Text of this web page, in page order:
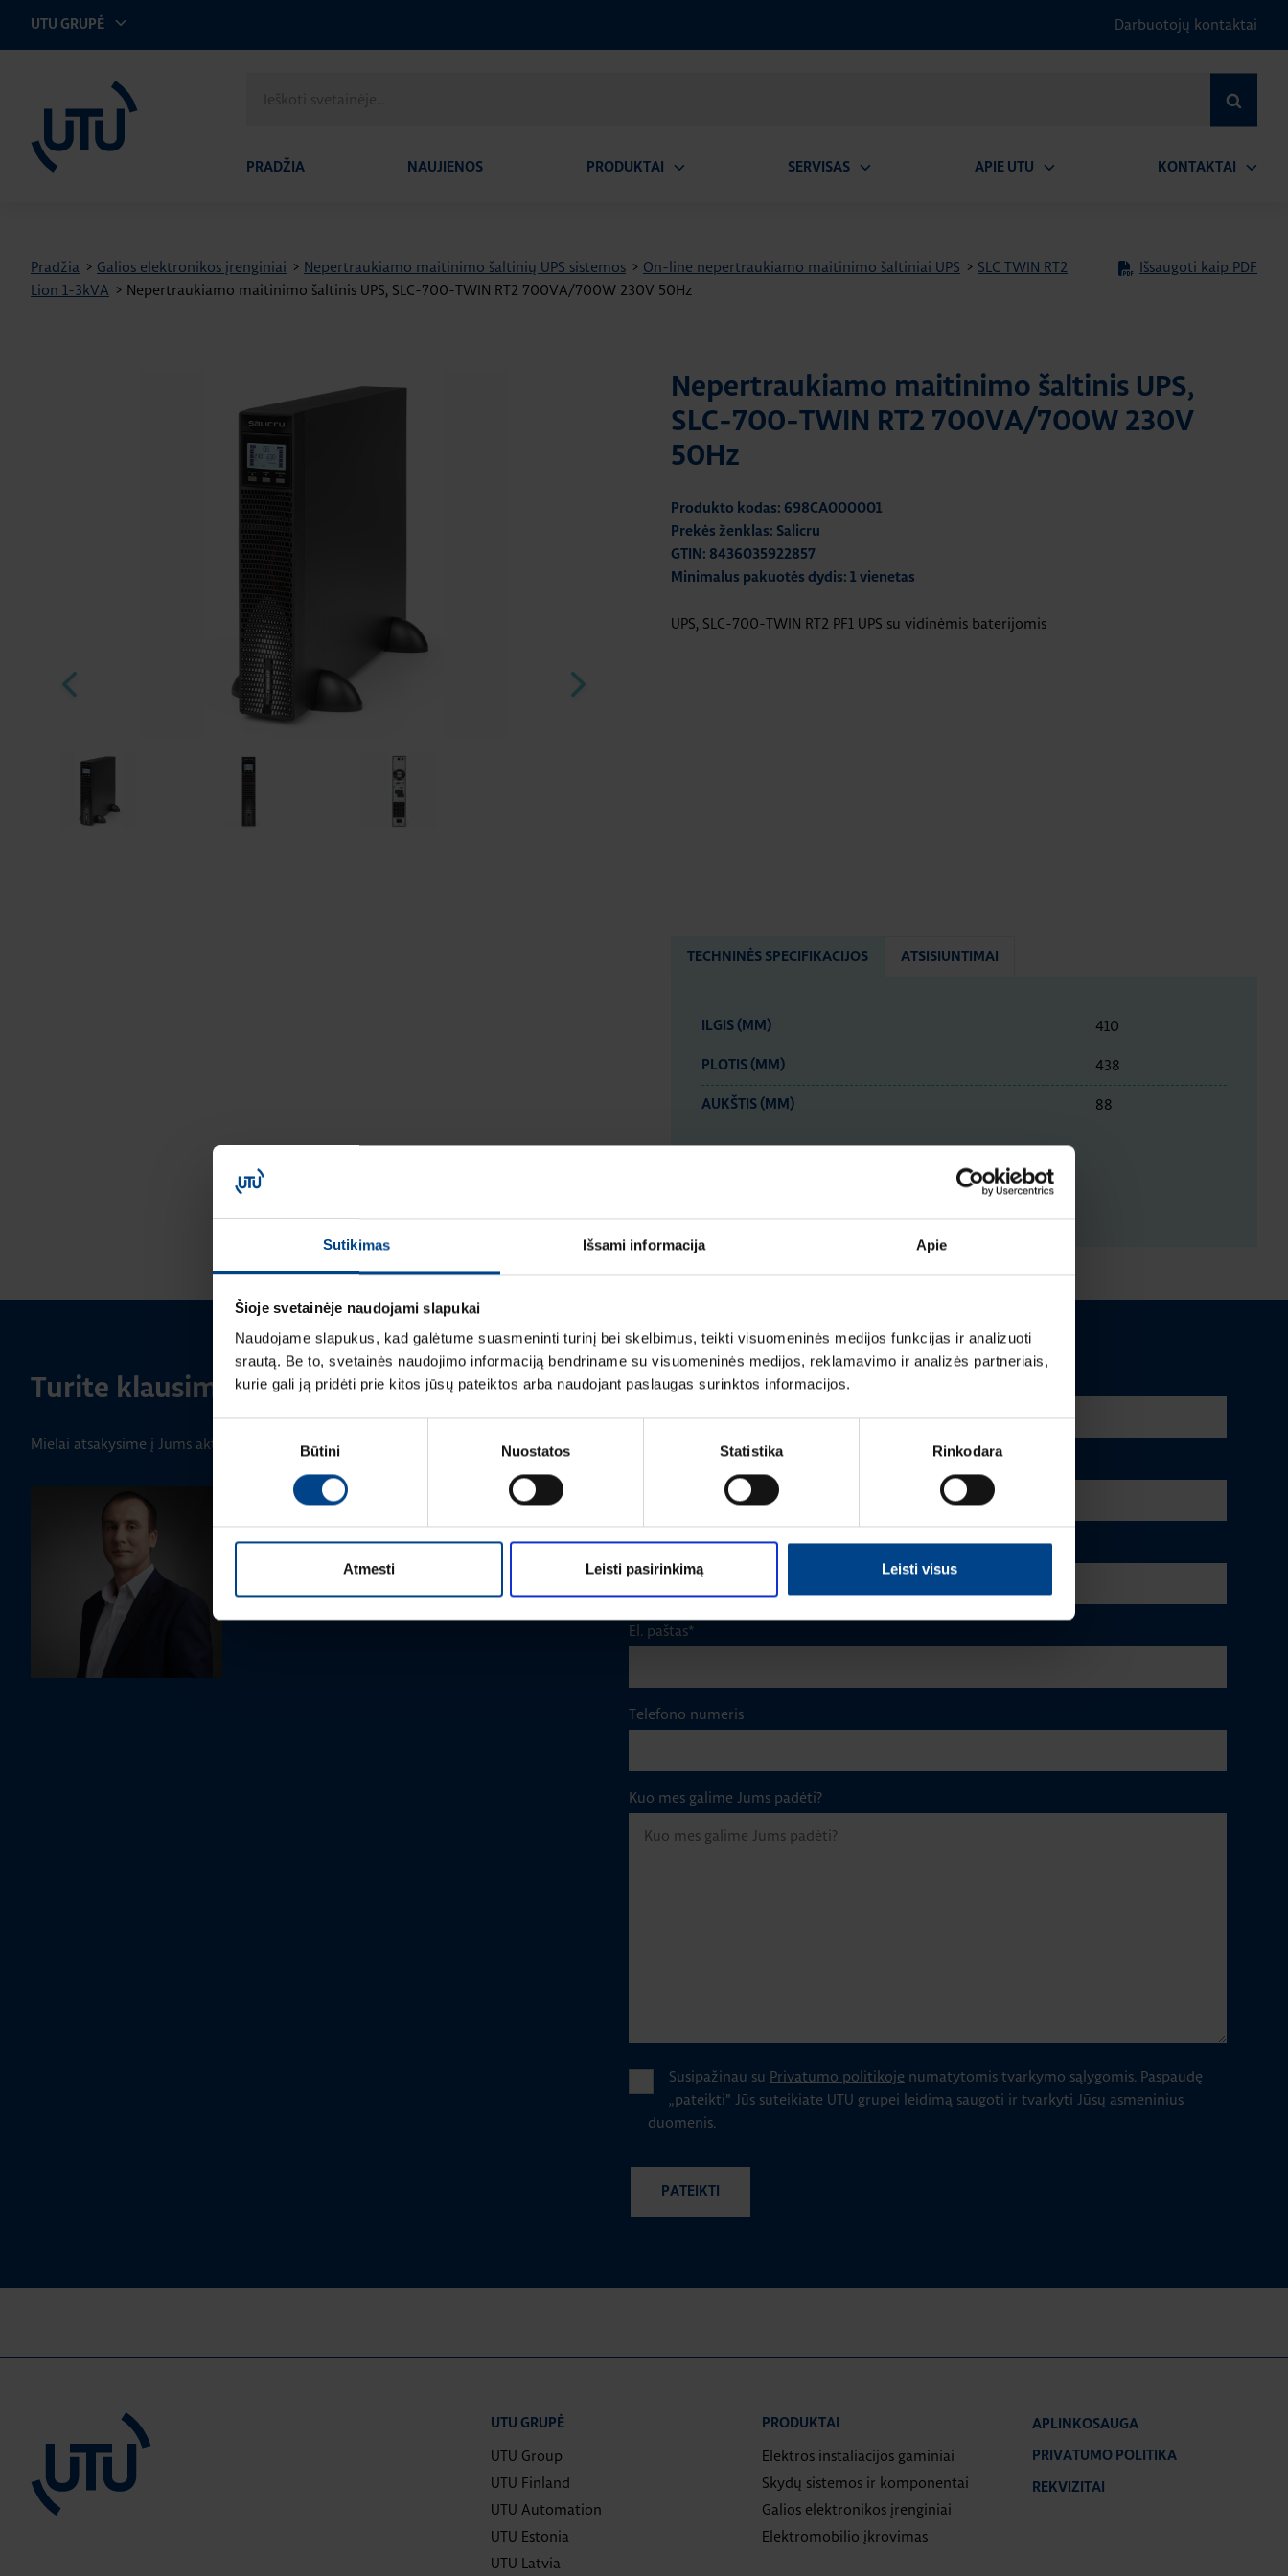
Sutikimas Išsami informacija Apie
Šioje svetainėje naudojami slapukai
Naudojame slapukus, kad galėtume suasmeninti turinį bei skelbimus, teikti visuomeninės medijos funkcijas ir analizuoti
srautą. Be to, svetainės naudojimo informaciją bendriname su visuomeninės medijos, reklamavimo ir analizės partneriais,
kurie gali ją pridėti prie kitos jūsų pateiktos arba naudojant paslaugas surinktos informacijos.
pasirinkimas
Būtini Nuostatos Statistika Rinkodara
Atmesti Leisti pasirinkimą Leisti visus
UTU GRUPĖ Darbuotojų kontaktai
svetainėje
PRADŽIA NAUJIENOS PRODUKTAI SERVISAS APIE UTU KONTAKTAI
Pradžia > Galios elektronikos įrenginiai > Nepertraukiamo maitinimo šaltinių UPS sistemos > On-line nepertraukiamo maitinimo šaltiniai UPS > SLC TWIN RT2
Lion 1-3kVA > Nepertraukiamo maitinimo šaltinis UPS, SLC-700-TWIN RT2 700VA/700W 230V 50Hz
Išsaugoti kaip PDF
Nepertraukiamo maitinimo šaltinis UPS,
SLC-700-TWIN RT2 700VA/700W 230V
50Hz
Produkto kodas: 698CA000001
Prekės ženklas: Salicru
GTIN: 8436035922857
Minimalus pakuotės dydis: 1 vienetas
UPS, SLC-700-TWIN RT2 PF1 UPS su vidinėmis baterijomis
TECHNINĖS SPECIFIKACIJOS ATSISIUNTIMAI
ILGIS (MM) 410
PLOTIS (MM) 438
AUKŠTIS (MM) 88
Turite klausimų? Susisiekite
Mielai atsakysime į Jums aktualius klausimus.
GALIOS ELEKTRONIKOS SKYRIAUS VADOVAS
gintaras.javorovicius@utugroup.com
Vardas*
Įmonė
El. paštas*
Telefono numeris
Kuo mes galime Jums padėti?
Susipažinau su Privatumo politikoje numatytomis tvarkymo sąlygomis. Paspaudę
„pateikti" Jūs suteikiate UTU grupei leidimą saugoti ir tvarkyti Jūsų asmeninius
duomenis.
UTU GRUPĖ
UTU Group
UTU Finland
UTU Automation
UTU Estonia
UTU Latvia
PRODUKTAI
Elektros instaliacijos gaminiai
Skydų sistemos ir komponentai
Galios elektronikos įrenginiai
Elektromobilio įkrovimas
APLINKOSAUGA
PRIVATUMO POLITIKA
REKVIZITAI